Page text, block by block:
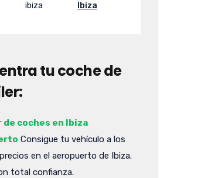
Ibiza
tu coche de
coches en Ibiza
Consigue tu vehículo a los
en el aeropuerto de Ibiza.
total confianza.